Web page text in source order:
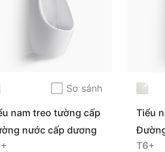
So sánh
nam treo tường cấp
T9
nước cấp dương
Tiểu
T6+